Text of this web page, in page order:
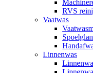
RVS
Vaatwas
Linnenwas